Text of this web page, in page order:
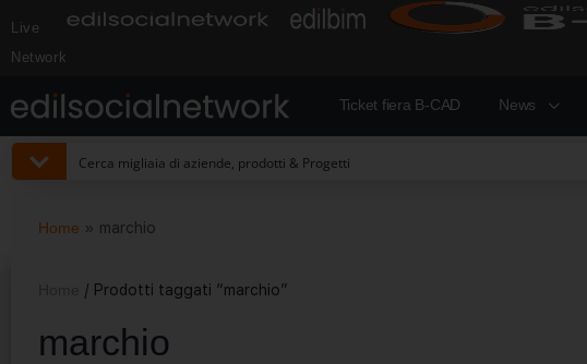
Live
Network
Ticket fiera B-CAD News
Home » marchio
/ Prodotti taggati “marchio”
marchio